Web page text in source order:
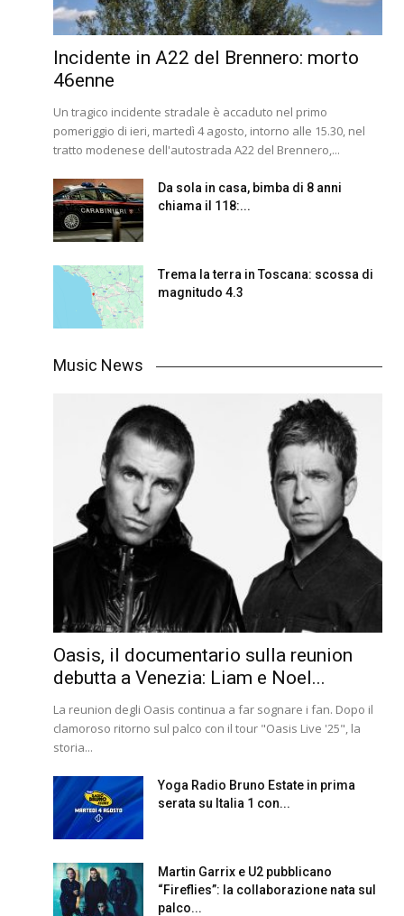
Incidente in A22 del Brennero: morto
46enne
Un tragico incidente stradale è accaduto nel primo
pomeriggio di ieri, martedì 4 agosto, intorno alle 15.30, nel
tratto modenese dell'autostrada A22 del Brennero,...
Da sola in casa, bimba di 8 anni
chiama il 118:...
Trema la terra in Toscana: scossa di
magnitudo 4.3
Music News
Oasis, il documentario sulla reunion
debutta a Venezia: Liam e Noel...
La reunion degli Oasis continua a far sognare i fan. Dopo il
clamoroso ritorno sul palco con il tour "Oasis Live '25", la
storia...
Yoga Radio Bruno Estate in prima
serata su Italia 1 con...
Martin Garrix e U2 pubblicano
“Fireflies”: la collaborazione nata sul
palco...